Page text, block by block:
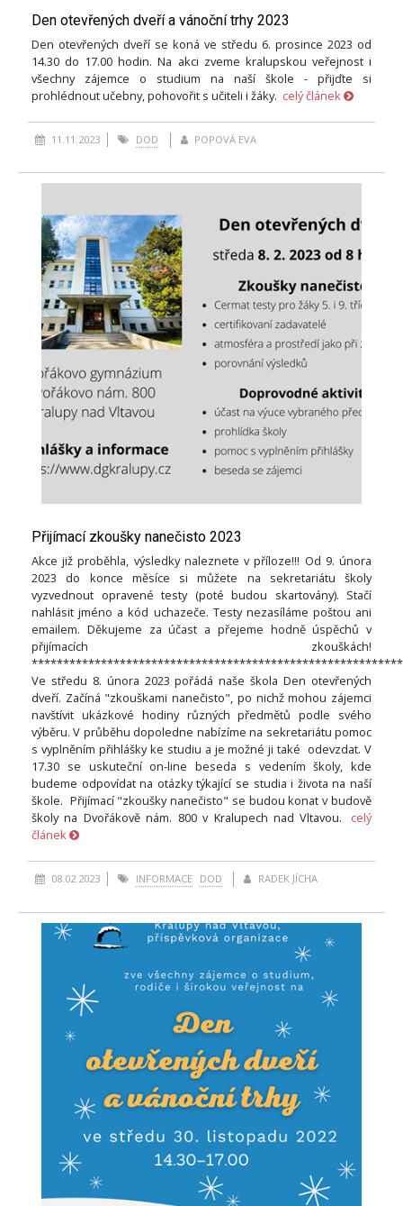
Den otevřených dveří a vánoční trhy 2023
Den otevřených dveří se koná ve středu 6. prosince 2023 od
14.30 do 17.00 hodin. Na akci zveme kralupskou veřejnost i
všechny zájemce o studium na naší škole - přijďte si
prohlédnout učebny, pohovořit s učiteli i žáky. celý článek
11.11.2023 DOD POPOVÁ EVA
Přijímací zkoušky nanečisto 2023
Akce již proběhla, výsledky naleznete v příloze!!! Od 9. února
2023 do konce měsíce si můžete na sekretariátu školy
vyzvednout opravené testy (poté budou skartovány). Stačí
nahlásit jméno a kód uchazeče. Testy nezasíláme poštou ani
emailem. Děkujeme za účast a přejeme hodně úspěchů v
přijímacích zkouškách!
Ve středu 8. února 2023 pořádá naše škola Den otevřených
dveří. Začíná "zkouškami nanečisto", po nichž mohou zájemci
navštívit ukázkové hodiny různých předmětů podle svého
výběru. V průběhu dopoledne nabízíme na sekretariátu pomoc
s vyplněním přihlášky ke studiu a je možné ji také odevzdat. V
17.30 se uskuteční on-line beseda s vedením školy, kde
budeme odpovídat na otázky týkající se studia i života na naší
škole. Přijímací "zkoušky nanečisto" se budou konat v budově
školy na Dvořákově nám. 800 v Kralupech nad Vltavou.
celý
článek
08.02.2023 INFORMACE DOD RADEK JÍCHA